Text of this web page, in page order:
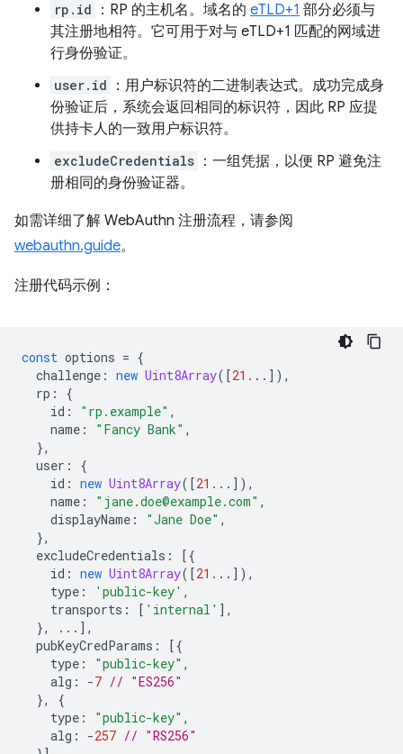
rp.id ：RP 的主机名。域名的 eTLD+1 部分必须与
其注册地相符。它可用于对与 eTLD+1 匹配的网域进
行身份验证。
user.id
：用户标识符的二进制表达式。成功完成身
份验证后，系统会返回相同的标识符，因此 RP 应提
供持卡人的一致用户标识符。
excludeCredentials ：一组凭据，以便 RP 避免注
册相同的身份验证器。
如需详细了解 WebAuthn 注册流程，请参阅
webauthn.guide。
注册代码示例：
const options = {
challenge : new Uint8Array([21. ..]),
rp :
{
id : "rp.example" ,
name : "Fancy Bank" ,
},
user :
{
id : new Uint8Array([21. ..]),
name : "jane.doe@example.com" ,
displayName : "Jane Doe" ,
},
excludeCredentials :
[{
id : new Uint8Array([21. ..]),
type : 'public-key' ,
transports : [ 'internal' ],
},
...],
pubKeyCredParams :
[{
type : "public-key" ,
alg : -7 // "ES256"
},
{
type : "public-key" ,
alg : -257 // "RS256"